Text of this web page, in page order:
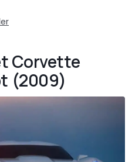
Corvette
(2009)